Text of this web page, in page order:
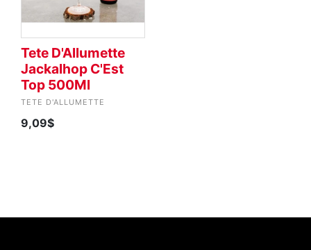
Tete D'Allumette
Jackalhop C'Est
Top 500Ml
TETE D'ALLUMETTE
9,09$